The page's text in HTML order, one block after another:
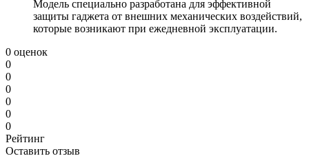
Модель специально разработана для эффективной
защиты гаджета от внешних механических воздействий,
которые возникают при ежедневной эксплуатации.
0 оценок
0
0
0
0
0
0
Рейтинг
Оставить отзыв